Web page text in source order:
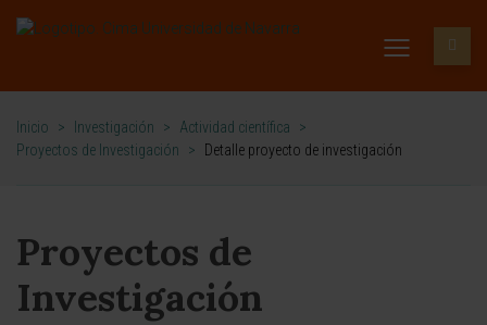
Inicio > Investigación > Actividad científica
>
Proyectos de Investigación
> Detalle proyecto de investigación
Proyectos de
Investigación